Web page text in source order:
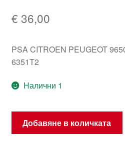
€ 36,00
PSA CITROEN PEUGEOT
6351T2
Налични 1
количество
Добавяне в количката